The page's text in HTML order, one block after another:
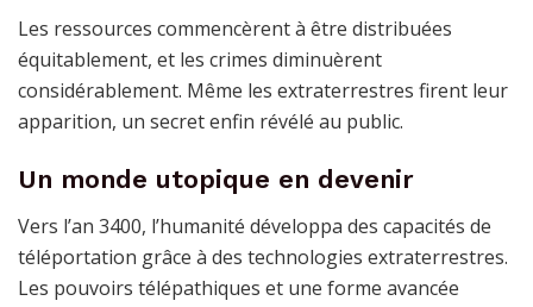
Les ressources commencèrent à être distribuées
équitablement, et les crimes diminuèrent
considérablement. Même les extraterrestres firent leur
apparition, un secret enfin révélé au public.
Un monde utopique en devenir
Vers l’an 3400, l’humanité développa des capacités de
téléportation grâce à des technologies extraterrestres.
Les pouvoirs télépathiques et une forme avancée